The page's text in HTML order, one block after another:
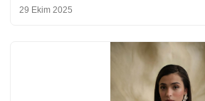
29 Ekim 2025